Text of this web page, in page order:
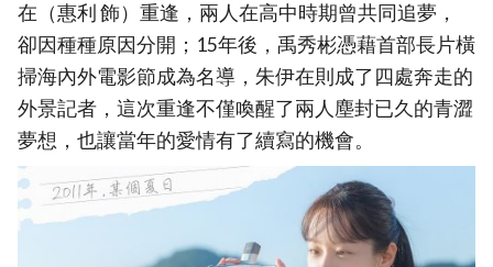
在（惠利 飾）重逢，兩人在高中時期曾共同追夢，
卻因種種原因分開；15年後，禹秀彬憑藉首部長片橫
掃海內外電影節成為名導，朱伊在則成了四處奔走的
外景記者，這次重逢不僅喚醒了兩人塵封已久的青澀
夢想，也讓當年的愛情有了續寫的機會。